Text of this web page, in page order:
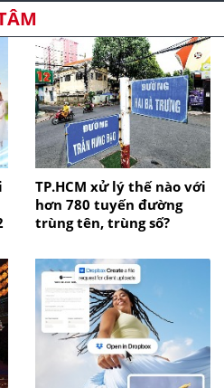
TP.HCM xử lý thế nào với
hơn 780 tuyến đường
trùng tên, trùng số?